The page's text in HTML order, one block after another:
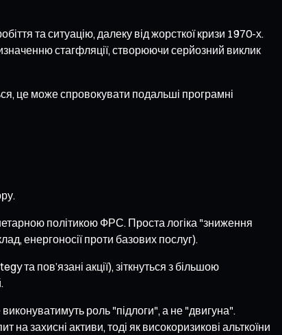
та ситуацію, далеку від жорсткої кризи 1970-х.
стагфляції, створюючи серйозний виклик
це може спровокувати подальші програмні
політикою ФРС. Проста логіка "зниження
енергоносії проти базових послуг).
та пов’язані акції), зіткнуться з більшою
роль "підлоги", а не "двигуна".
захисні активи, тоді як високоризикові альткоїни